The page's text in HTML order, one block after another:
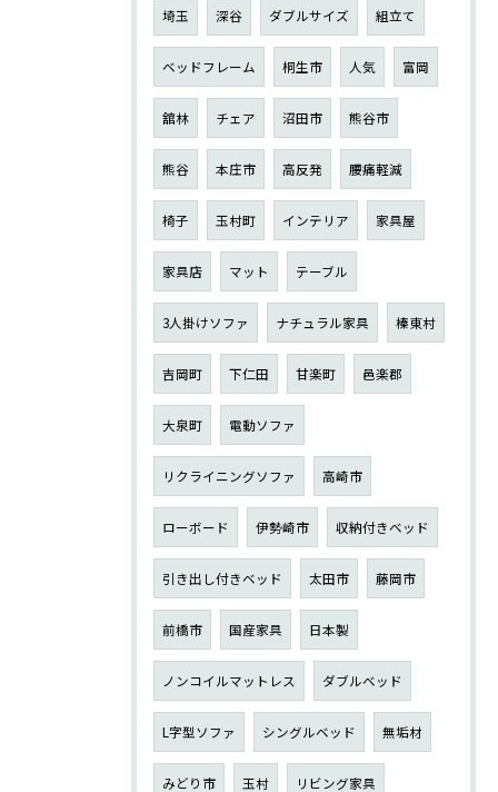
埼玉 深谷 ダブルサイズ 組立て
ベッドフレーム 桐生市 人気 富岡
舘林 チェア 沼田市 熊谷市
熊谷 本庄市 高反発 腰痛軽減
椅子 玉村町 インテリア 家具屋
家具店 マット テーブル
3人掛けソファ ナチュラル家具 榛東村
吉岡町 下仁田 甘楽町 邑楽郡
大泉町 電動ソファ
リクライニングソファ 高崎市
ローボード 伊勢崎市 収納付きベッド
引き出し付きベッド 太田市 藤岡市
前橋市 国産家具 日本製
ノンコイルマットレス ダブルベッド
L字型ソファ シングルベッド 無垢材
みどり市 玉村 リビング家具